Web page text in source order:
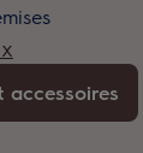
accessoires